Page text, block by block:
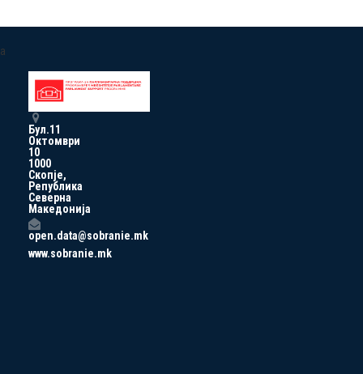
a
Бул.11
Октомври
10
1000
Скопје,
Република
Северна
Македонија
open.data@sobranie.mk
www.sobranie.mk